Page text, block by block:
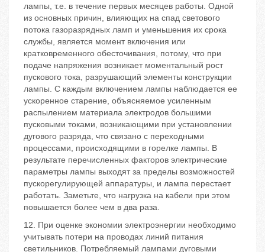
лампы, т.е. в течение первых месяцев работы. Одной
из основных причин, влияющих на спад светового
потока газоразрядных ламп и уменьшения их срока
службы, является момент включения или
кратковременного обесточивания, потому, что при
подаче напряжения возникает моментальный рост
пускового тока, разрушающий элементы конструкции
лампы. С каждым включением лампы наблюдается ее
ускоренное старение, объясняемое усиленным
распылением материала электродов большими
пусковыми токами, возникающими при установлении
дугового разряда, что связано с переходными
процессами, происходящими в горелке лампы. В
результате перечисленных факторов электрические
параметры лампы выходят за пределы возможностей
пускорегулирующей аппаратуры, и лампа перестает
работать. Заметьте, что нагрузка на кабели при этом
повышается более чем в два раза.
12. При оценке экономии электроэнергии необходимо
учитывать потери на проводах линий питания
светильников. Потребляемый лампами дуговыми